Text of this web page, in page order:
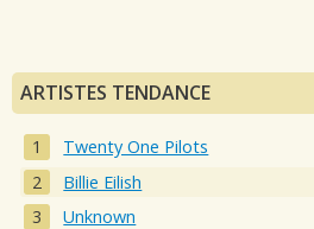
ARTISTES TENDANCE
Twenty One Pilots
Billie Eilish
Unknown